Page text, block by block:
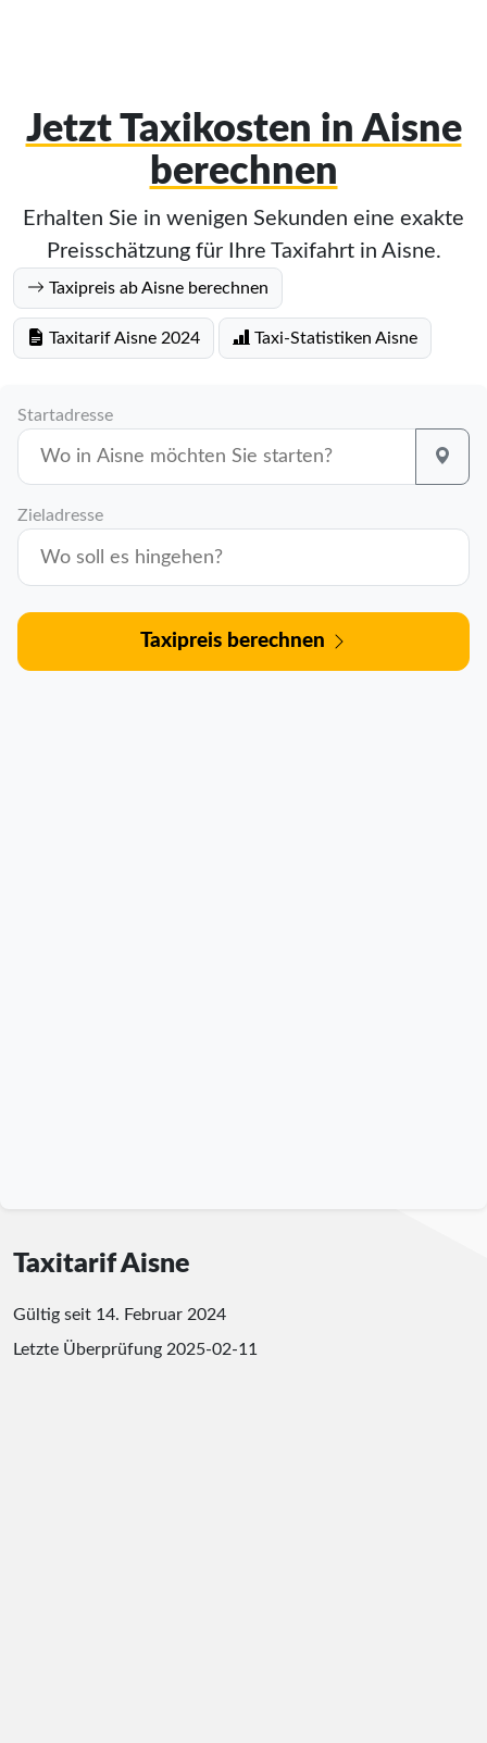
Jetzt Taxikosten in Aisne
berechnen
Erhalten Sie in wenigen Sekunden eine exakte
Preisschätzung für Ihre Taxifahrt in Aisne.
Taxipreis ab Aisne berechnen
Taxitarif Aisne 2024 Taxi-Statistiken Aisne
Startadresse
Zieladresse
Taxipreis berechnen
Taxitarif Aisne
Gültig seit 14. Februar 2024
Letzte Überprüfung 2025-02-11